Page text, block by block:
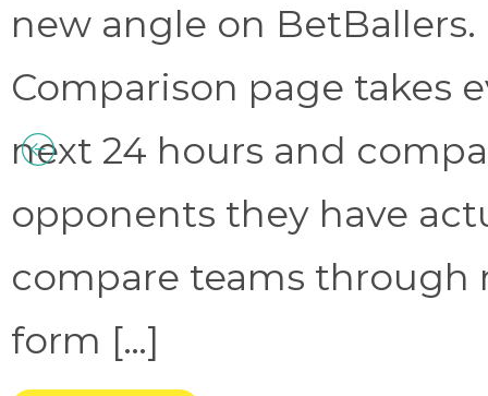
new angle on
Comparison page takes
next 24 hours and
opponents they have
compare teams through
form […]